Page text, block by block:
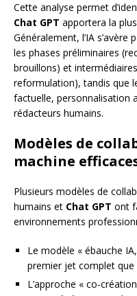
Cette analyse permet
Chat GPT apportera la
Généralement, l’IA
les phases préliminaires
brouillons) et
reformulation), tandis que
factuelle, personnalisation
rédacteurs humains.
Modèles de
machine
Plusieurs modèles de
humains et Chat GPT ont
environnements
Le modèle « ébauche
premier jet complet
L’approche « co-